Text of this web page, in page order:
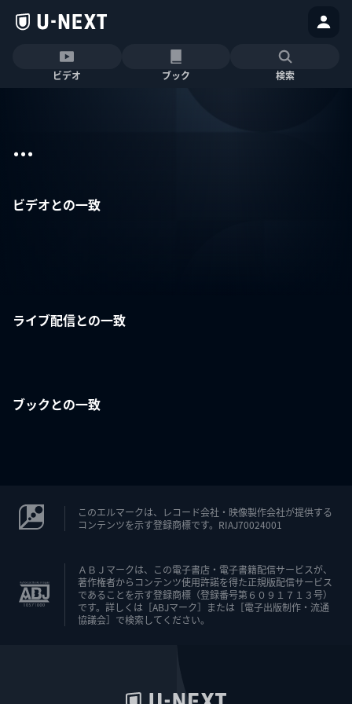
ビデオ ブック 検索
...
ビデオとの一致
ライブ配信との一致
ブックとの一致
このエルマークは、レコード会社・映像製作会社が提供する
コンテンツを示す登録商標です。RIAJ70024001
ＡＢＪマークは、この電子書店・電子書籍配信サービスが、
著作権者からコンテンツ使用許諾を得た正規版配信サービス
であることを示す登録商標（登録番号第６０９１７１３号）
です。詳しくは［ABJマーク］または［電子出版制作・流通
協議会］で検索してください。